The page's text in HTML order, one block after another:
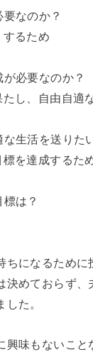
なのか？
るため
必要なのか？
し、自由自適
生活を送りた
を達成するた
は？
ちになるために
決めておらず
た。
興味もないこと